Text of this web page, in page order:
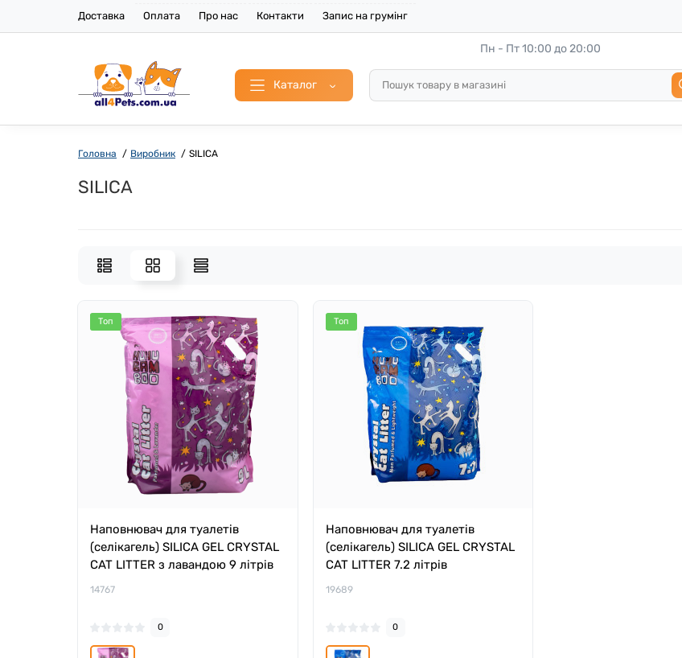
Доставка Оплата Про нас Контакти Запис на грумінг
Каталог
Пн - Пт 10:00 до 20:00
Головна Виробник SILICA
SILICA
Топ
Наповнювач для туалетів
(селікагель) SILICA GEL CRYSTAL
CAT LITTER з лавандою 9 літрів
14767
0
Топ
Наповнювач для туалетів
(селікагель) SILICA GEL CRYSTAL
CAT LITTER 7.2 літрів
19689
0